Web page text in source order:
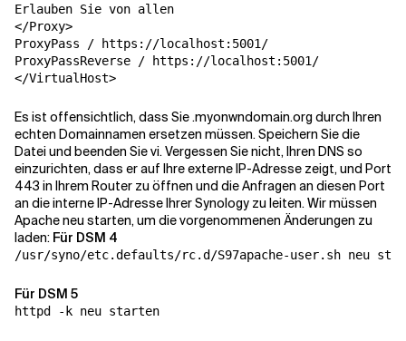
Erlauben Sie von allen
</Proxy>
ProxyPass / https://localhost:5001/
ProxyPassReverse / https://localhost:5001/
</VirtualHost>
Es ist offensichtlich, dass Sie .myonwndomain.org durch Ihren
echten Domainnamen ersetzen müssen. Speichern Sie die
Datei und beenden Sie vi. Vergessen Sie nicht, Ihren DNS so
einzurichten, dass er auf Ihre externe IP-Adresse zeigt, und Port
443 in Ihrem Router zu öffnen und die Anfragen an diesen Port
an die interne IP-Adresse Ihrer Synology zu leiten. Wir müssen
Apache neu starten, um die vorgenommenen Änderungen zu
laden: Für DSM 4
/usr/syno/etc.defaults/rc.d/S97apache-user.sh neu
Für DSM 5
httpd -k neu starten